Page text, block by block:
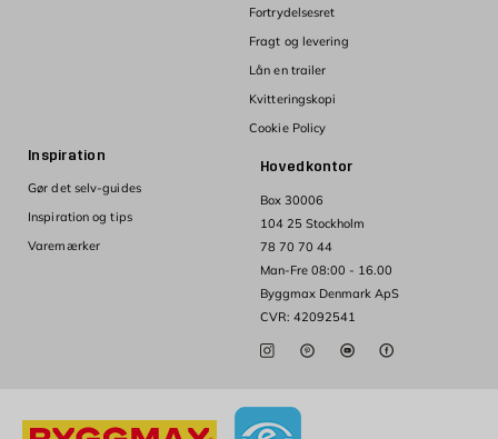
Hovedkontor
Box 30006
104 25 Stockholm
78 70 70 44
Man-Fre 08:00 - 16.00
Byggmax Denmark ApS
CVR: 42092541
Fortrydelsesret
Fragt og levering
Lån en trailer
Kvitteringskopi
Cookie Policy
Inspiration
Gør det selv-guides
Inspiration og tips
Varemærker